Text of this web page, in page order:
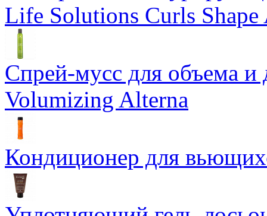
Life Solutions Curls
Спрей-мусс для объема и
Volumizing Alterna
Кондиционер для